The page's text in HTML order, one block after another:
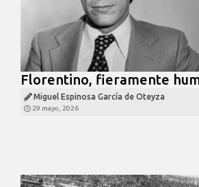
Florentino, fieramente
Miguel Espinosa García de Oteyza
29 mayo, 2026